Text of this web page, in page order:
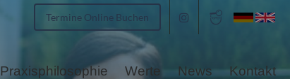
Termine Online Buchen
Praxisphilosophie Werte News Kontakt